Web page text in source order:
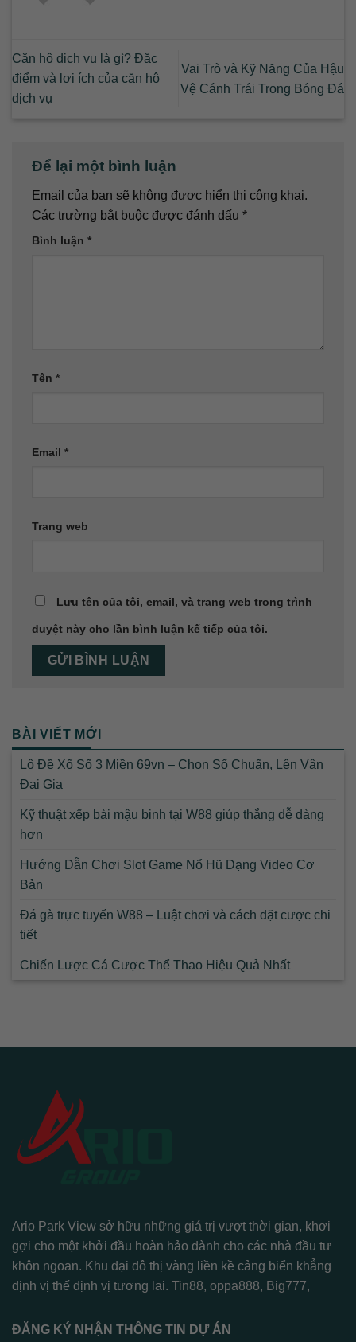
Căn hộ dịch vụ là gì? Đặc
điểm và lợi ích của căn hộ
dịch vụ
Vai Trò và Kỹ Năng Của Hậu
Vệ Cánh Trái Trong Bóng Đá
Để lại một bình luận
Email của bạn sẽ không được hiển thị công khai.
Các trường bắt buộc được đánh dấu *
Bình luận *
Tên *
Email *
Trang web
Lưu tên của tôi, email, và trang web trong trình
duyệt này cho lần bình luận kế tiếp của tôi.
BÀI VIẾT MỚI
Lô Đề Xổ Số 3 Miền 69vn – Chọn Số Chuẩn, Lên Vận
Đại Gia
Kỹ thuật xếp bài mậu binh tại W88 giúp thắng dễ dàng
hơn
Hướng Dẫn Chơi Slot Game Nổ Hũ Dạng Video Cơ
Bản
Đá gà trực tuyến W88 – Luật chơi và cách đặt cược chi
tiết
Chiến Lược Cá Cược Thể Thao Hiệu Quả Nhất
Ario Park View sở hữu những giá trị vượt thời gian, khơi
gợi cho một khởi đầu hoàn hảo dành cho các nhà đầu tư
khôn ngoan. Khu đại đô thị vàng liền kề cảng biển khẳng
định vị thế định vị tương lai. Tin88, oppa888, Big777,
ĐĂNG KÝ NHẬN THÔNG TIN DỰ ÁN